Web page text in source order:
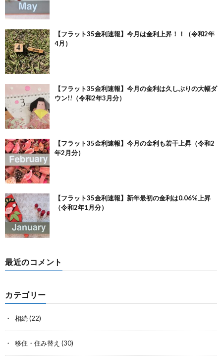
【フラット35金利速報】今月は金利上昇！！（令和2年
4月）
【フラット35金利速報】今月の金利は久しぶりの大幅ダ
ウン!!（令和2年3月分）
【フラット35金利速報】今月の金利も若干上昇（令和2
年2月分）
【フラット35金利速報】新年最初の金利は0.06%上昇
（令和2年1月分）
最近のコメント
カテゴリー
相続(22)
移住・住み替え (30)